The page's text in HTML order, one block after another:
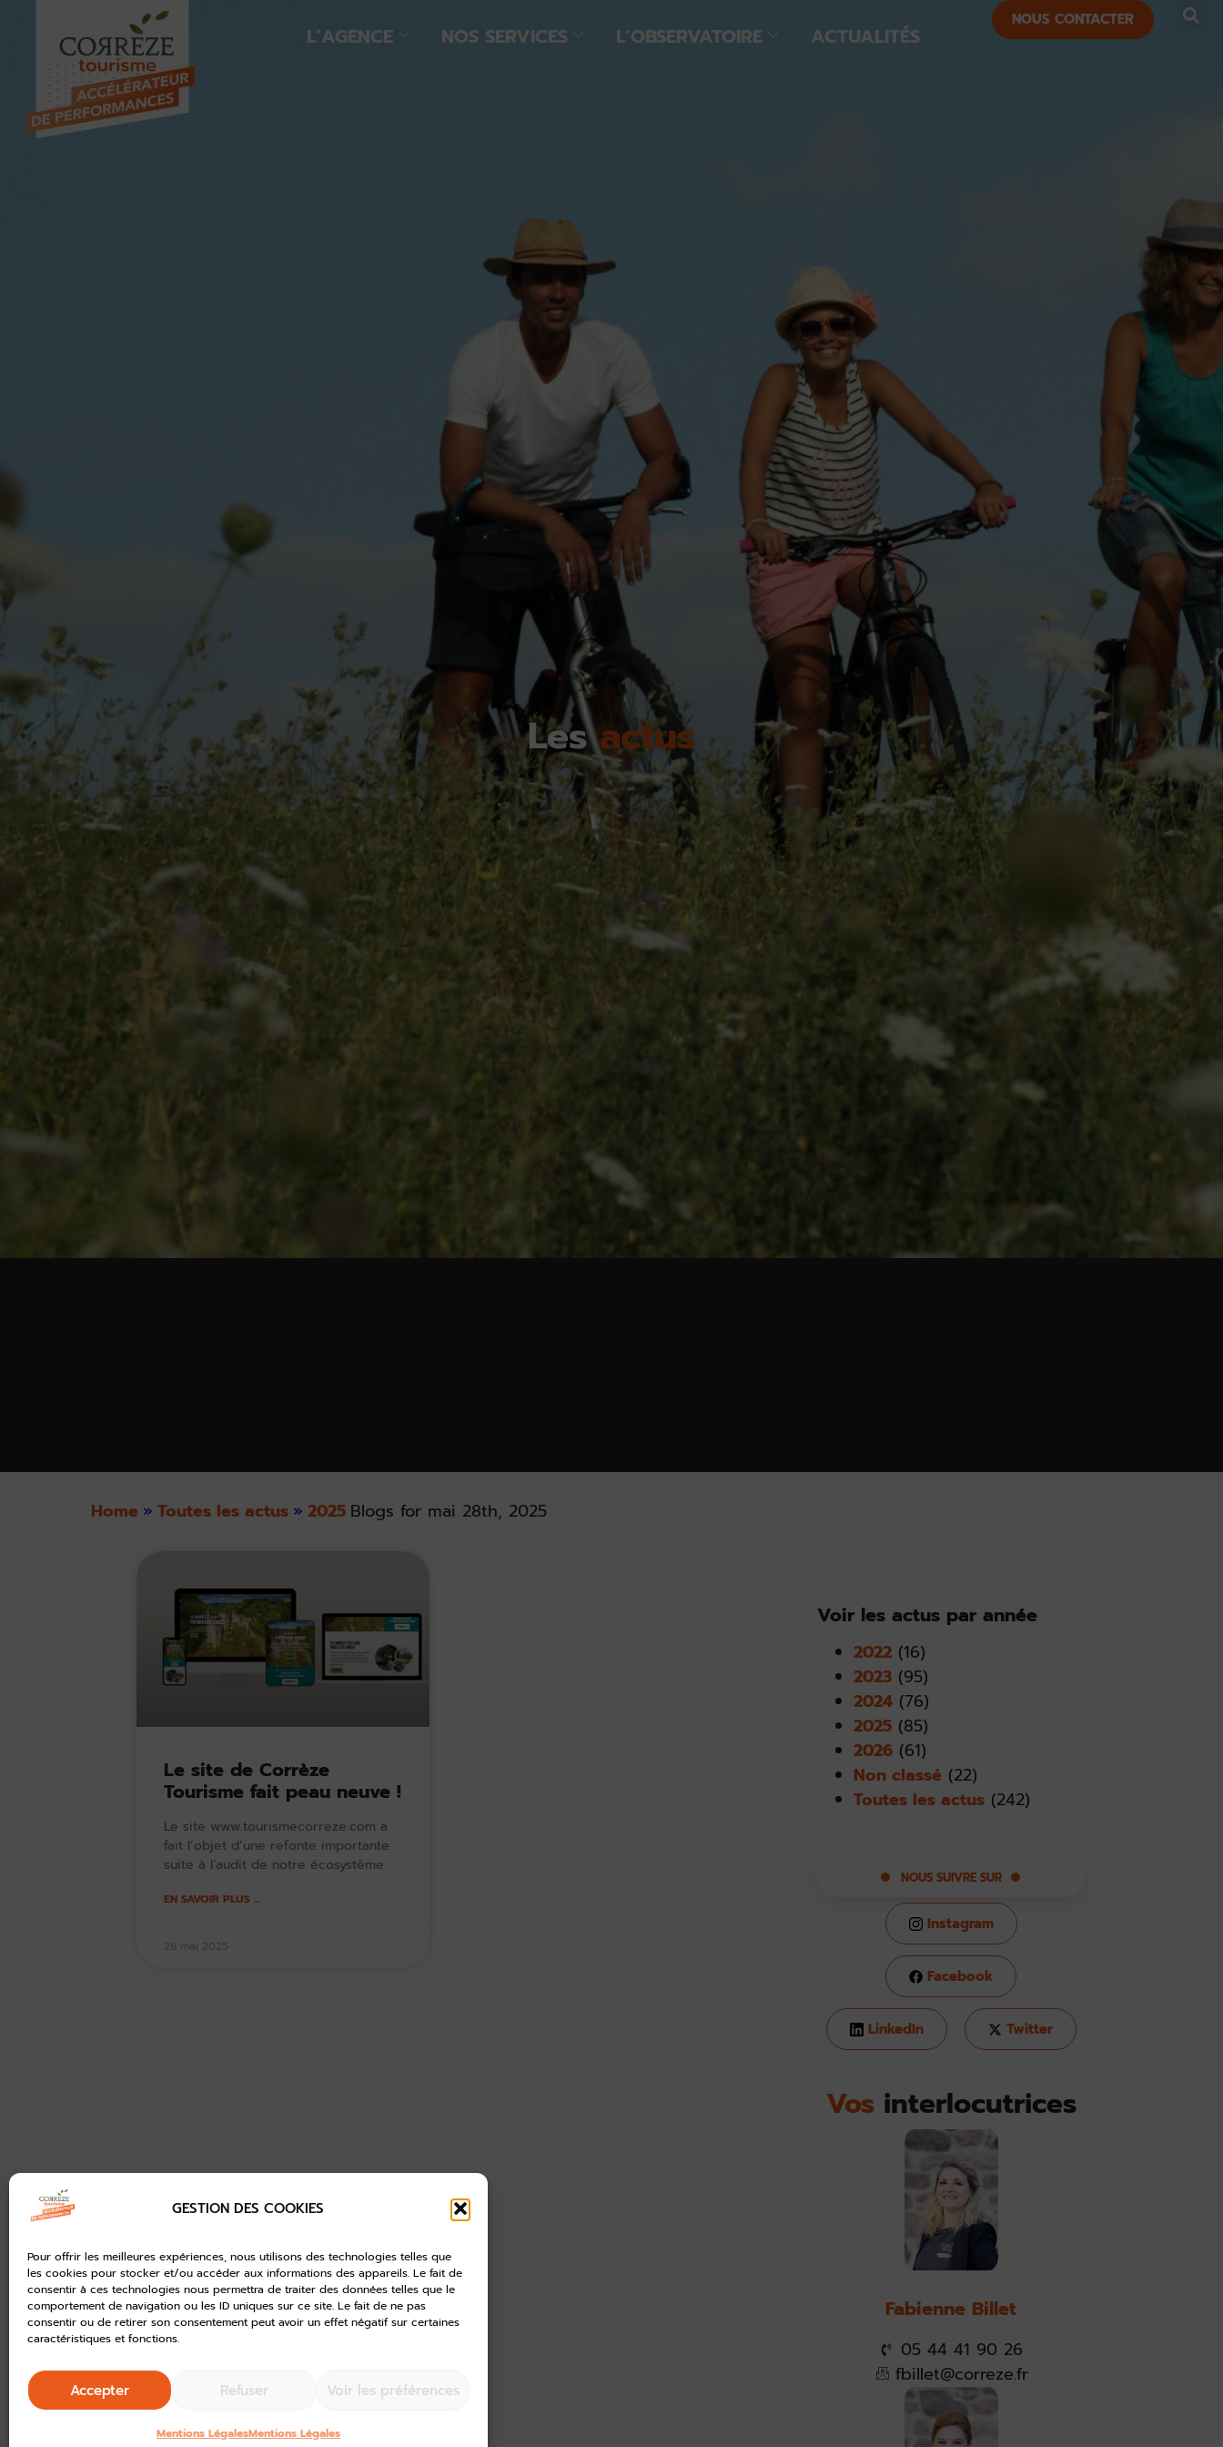
GESTION DES COOKIES
Pour offrir les meilleures expériences, nous utilisons des technologies telles que
les cookies pour stocker et/ou accéder aux informations des appareils. Le fait de
consentir à ces technologies nous permettra de traiter des données telles que le
comportement de navigation ou les ID uniques sur ce site. Le fait de ne pas
consentir ou de retirer son consentement peut avoir un effet négatif sur certaines
caractéristiques et fonctions.
Accepter Refuser Voir les préférences
Mentions LégalesMentions Légales
L’AGENCE NOS SERVICES L’OBSERVATOIRE ACTUALITÉS
NOUS CONTACTER
Lesactus
Home » Toutes les actus » 2025 Blogs for mai 28th, 2025
Le site de Corrèze
Tourisme fait peau neuve !
Le site www.tourismecorreze.com a
fait l’objet d’une refonte importante
suite à l’audit de notre écosystème
EN SAVOIR PLUS ...
28 mai 2025
Voir les actus par année
2022(16)
2023(95)
2024(76)
2025(85)
2026(61)
Non classé (22)
Toutes les actus(242)
NOUS SUIVRE SUR
Instagram
Facebook
LinkedIn Twitter
Vos interlocutrices
Fabienne Billet
05 44 41 90 26
fbillet@correze.fr